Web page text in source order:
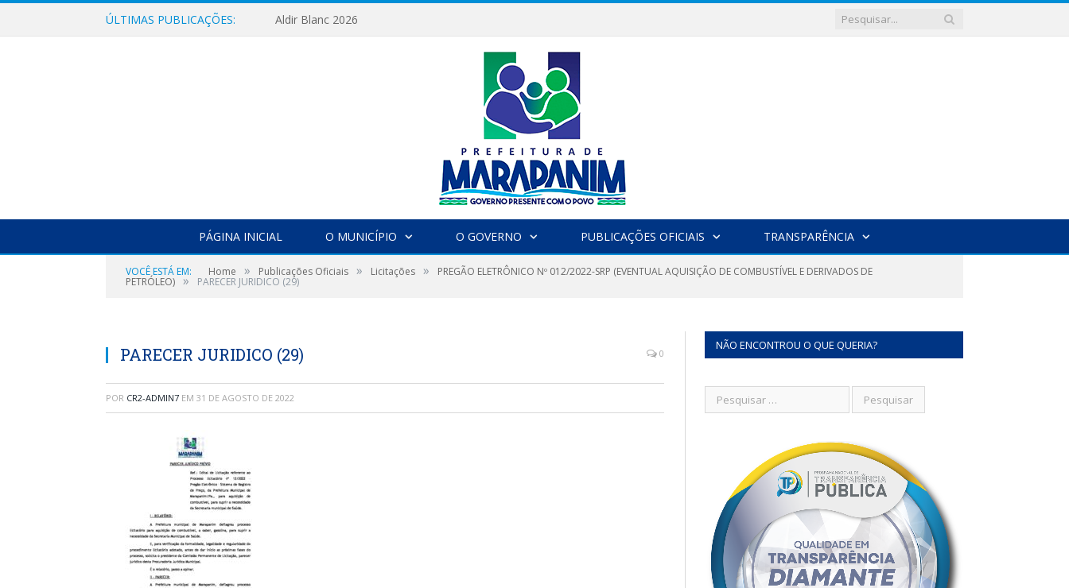
ÚLTIMAS PUBLICAÇÕES: Aldir Blanc 2026
PÁGINA INICIAL O MUNICÍPIO O GOVERNO PUBLICAÇÕES OFICIAIS TRANSPARÊNCIA
VOCÊ ESTÁ EM: Home » Publicações Oficiais » Licitações » PREGÃO ELETRÔNICO Nº 012/2022-SRP (EVENTUAL AQUISIÇÃO DE COMBUSTÍVEL E DERIVADOS DE
PETRÓLEO) » PARECER JURIDICO (29)
PARECER JURIDICO (29) 0
POR CR2-ADMIN7 EM 31 DE AGOSTO DE 2022
NÃO ENCONTROU O QUE QUERIA?